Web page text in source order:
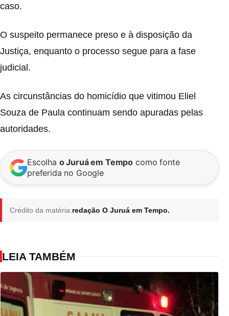
caso.
O suspeito permanece preso e à disposição da
Justiça, enquanto o processo segue para a fase
judicial.
As circunstâncias do homicídio que vitimou Eliel
Souza de Paula continuam sendo apuradas pelas
autoridades.
Escolha o Juruá em Tempo como fonte
preferida no Google
Crédito da matéria:redação O Juruá em Tempo.
LEIA TAMBÉM